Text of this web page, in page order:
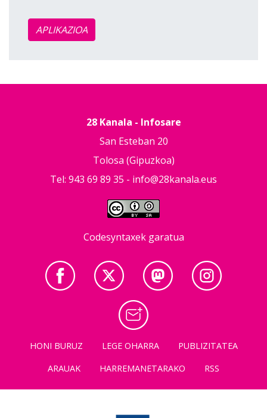
APLIKAZIOA
28 Kanala - Infosare
San Esteban 20
Tolosa (Gipuzkoa)
Tel: 943 69 89 35 - info@28kanala.eus
Codesyntaxek garatua
HONI BURUZ LEGE OHARRA
PUBLIZITATEA
ARAUAK
HARREMANETARAKO RSS